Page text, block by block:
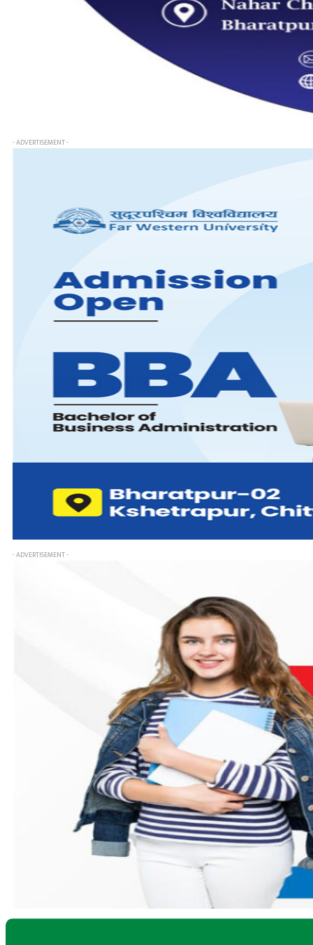
- ADVERTISEMENT -
- ADVERTISEMENT -